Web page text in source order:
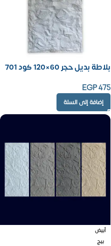
بلاطة بديل حجر 60×120 كود 701
EGP475
إضافة إلى السلة
أبيض
بيج